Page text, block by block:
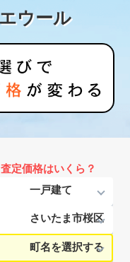
ウール
定価格はいくら？